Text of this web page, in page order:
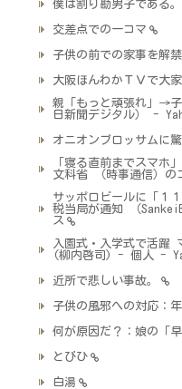
僕は割り勘男子である。
交差点での一コマ
子供の前での家事を解禁
大阪ほんわかＴＶで大
親「もっと頑張れ」→
日新聞デジタル） -
オニオンブロッサムに驚
「寝る直前までスマホ
文科省 （時事通信）
サッポロビールに「１
税当局が通知 （
ス
入園式・入学式で活躍
(柳内啓司) - 個人 -
近所で悲しい事故。
子供の風邪への対応：
何が原因だ？：娘の「早
とびひ
白湯